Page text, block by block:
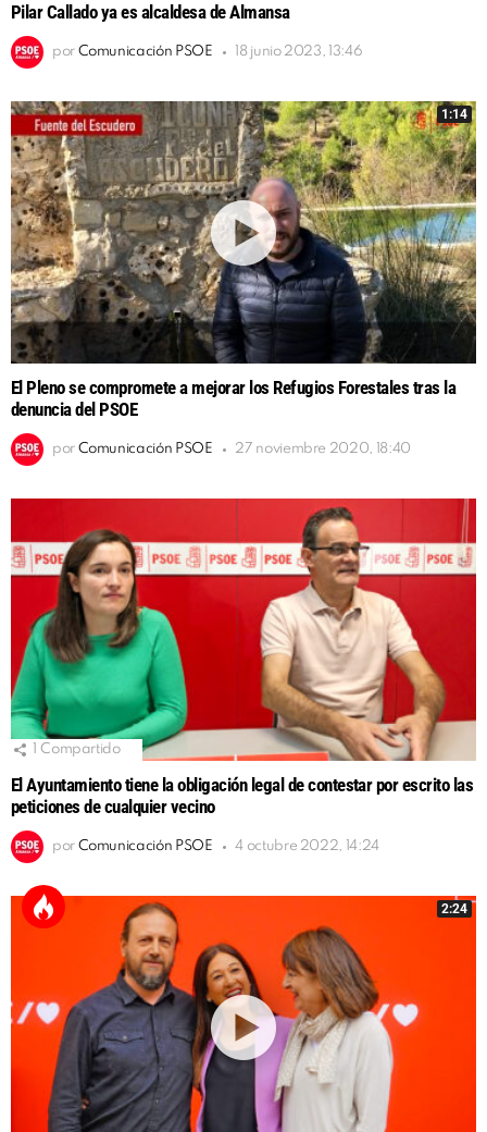
Pilar Callado ya es alcaldesa de Almansa
por Comunicación PSOE 18 junio 2023, 13:46
1:14
El Pleno se compromete a mejorar los Refugios Forestales tras la
denuncia del PSOE
por Comunicación PSOE 27 noviembre 2020, 18:40
Compartido
El Ayuntamiento tiene la obligación legal de contestar por escrito las
peticiones de cualquier vecino
por Comunicación PSOE 4 octubre 2022, 14:24
2:24